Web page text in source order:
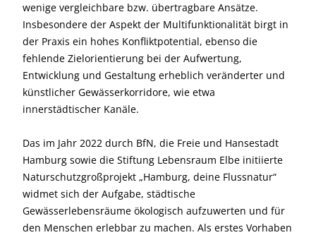
wenige vergleichbare bzw. übertragbare Ansätze.
Insbesondere der Aspekt der Multifunktionalität birgt in
der Praxis ein hohes Konfliktpotential, ebenso die
fehlende Zielorientierung bei der Aufwertung,
Entwicklung und Gestaltung erheblich veränderter und
künstlicher Gewässerkorridore, wie etwa
innerstädtischer Kanäle.
Das im Jahr 2022 durch BfN, die Freie und Hansestadt
Hamburg sowie die Stiftung Lebensraum Elbe initiierte
Naturschutzgroßprojekt „Hamburg, deine Flussnatur“
widmet sich der Aufgabe, städtische
Gewässerlebensräume ökologisch aufzuwerten und für
den Menschen erlebbar zu machen. Als erstes Vorhaben